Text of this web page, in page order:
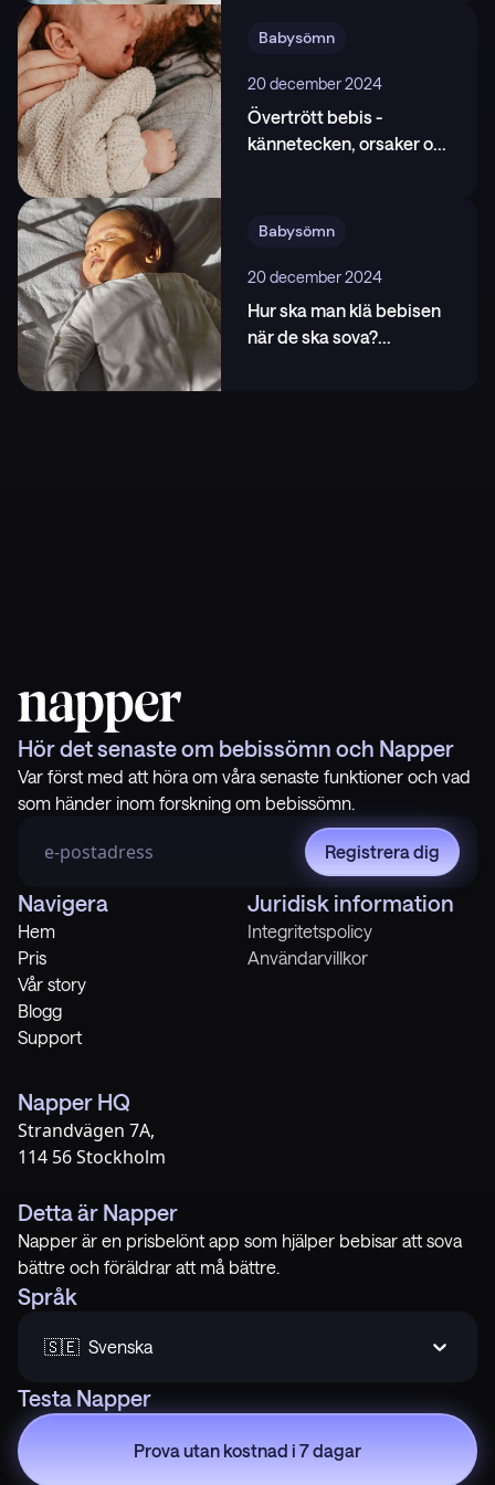
https://www.mayoclinic.org/healthy-lifestyle/labor-a
nd-delivery/in-depth/signs-of-labor/art-20046518
4.American Pregnancy Association. Mucus Plug
[Internet].,
https://americanpregnancy.org/healthy-pregnancy/
labor-and-birth/mucus-plug/
Babysömn
20 december 2024
Övertrött bebis -
kännetecken, orsaker o...
Babysömn
20 december 2024
Hur ska man klä bebisen
när de ska sova?...
Hör det senaste om bebissömn och Napper
Var först med att höra om våra senaste funktioner och vad
som händer inom forskning om bebissömn.
Registrera dig
Navigera
Hem
Pris
Vår story
Blogg
Support
Juridisk information
Integritetspolicy
Användarvillkor
Napper HQ
Strandvägen 7A,
114 56 Stockholm
Detta är Napper
Napper är en prisbelönt app som hjälper bebisar att sova
bättre och föräldrar att må bättre.
Språk
🇸🇪  Svenska
Testa Napper
Prova utan kostnad i 7 dagar